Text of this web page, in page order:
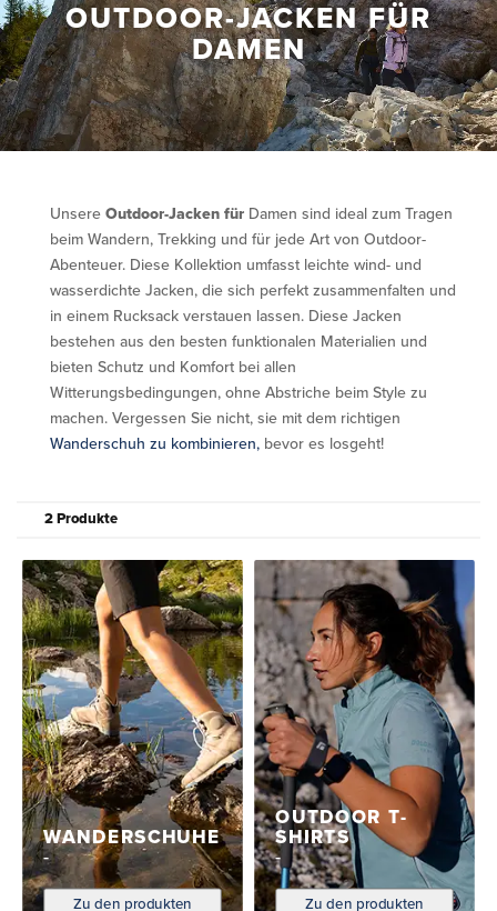
OUTDOOR-JACKEN FÜR
DAMEN
Unsere Outdoor-Jacken für Damen sind ideal zum Tragen
beim Wandern, Trekking und für jede Art von Outdoor-
Abenteuer. Diese Kollektion umfasst leichte wind- und
wasserdichte Jacken, die sich perfekt zusammenfalten und
in einem Rucksack verstauen lassen. Diese Jacken
bestehen aus den besten funktionalen Materialien und
bieten Schutz und Komfort bei allen
Witterungsbedingungen, ohne Abstriche beim Style zu
machen. Vergessen Sie nicht, sie mit dem richtigen
Wanderschuh zu kombinieren, bevor es losgeht!
2 Produkte
WANDERSCHUHE
Zu den produkten
OUTDOOR T-
SHIRTS
Zu den produkten